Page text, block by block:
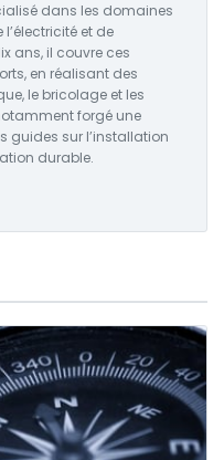
dans les domaines
et de
ans, il couvre ces
en réalisant des
le bricolage et les
forgé une
guides sur l’installation
durable.